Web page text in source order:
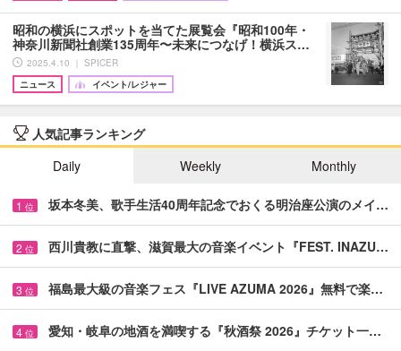
昭和の横浜にスポットを当てた展覧会『昭和100年・
神奈川新聞社創業135周年〜未来につなげ！横浜ス…
2025.4.10 ｜ SPICER
ニュース
イベント/レジャー
人気記事ランキング
Daily
Weekly Monthly
1 位 坂本冬美、歌手生活40周年記念でおくる明治座公演のメイ…
2 位 西川貴教に直撃、滋賀最大の音楽イベント『FEST. INAZU…
3 位 福島最大級の音楽フェス『LIVE AZUMA 2026』無料で楽…
4 位 愛知・岐阜の地酒を満喫する『秋酒祭 2026』チケット一…